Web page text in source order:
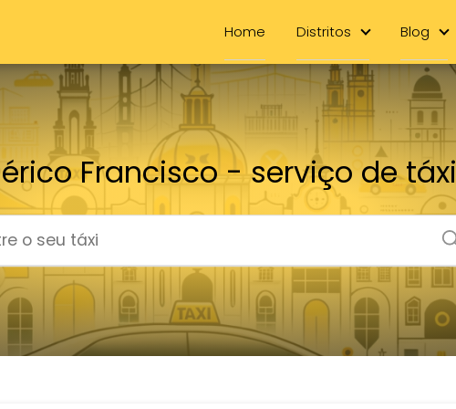
Home Distritos Blog
Francisco - serviço de táxi